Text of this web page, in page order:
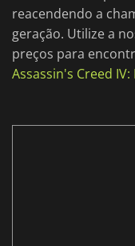
reacendendo a
geração. Utilize a
preços para
Assassin's Creed IV: